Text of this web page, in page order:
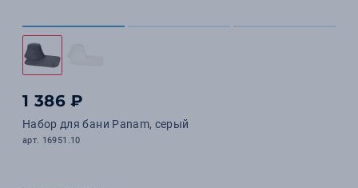
1 386 ₽
Набор для бани Panam, серый
арт. 16951.10